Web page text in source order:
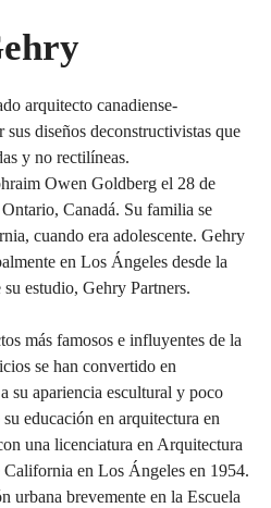
arquitecto canadiense-
diseños deconstructivistas que
y no rectilíneas.
Owen Goldberg el 28 de
Canadá. Su familia se
cuando era adolescente. Gehry
en Los Ángeles desde la
estudio, Gehry Partners.
más famosos e influyentes de la
se han convertido en
su apariencia escultural y poco
educación en arquitectura en
una licenciatura en Arquitectura
en Los Ángeles en 1954.
urbana brevemente en la Escuela